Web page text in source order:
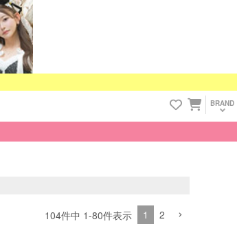
BRAND
104件中 1-80件表示 1 2